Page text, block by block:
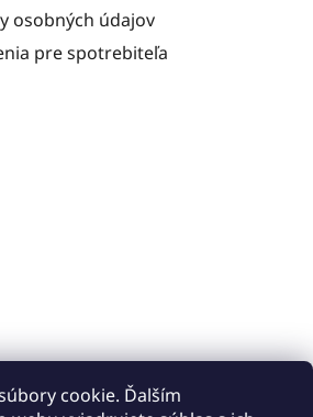
cookie. Ďalším
osobných údajov
pre spotrebiteľa